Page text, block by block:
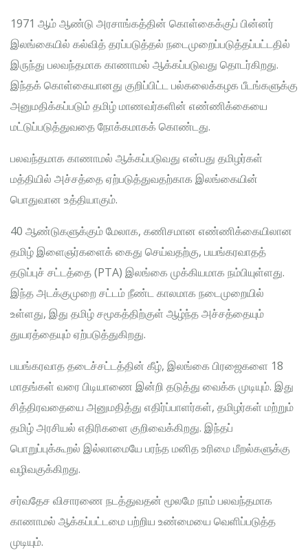
1971 ஆம் ஆண்டு அரசாங்கத்தின் கொள்கைக்குப் பின்னர்
இலங்கையில் கல்வித் தரப்படுத்தல் நடைமுறைப்படுத்தப்பட்டதில்
இருந்து பலவந்தமாக காணாமல் ஆக்கப்படுவது தொடர்கிறது.
இந்தக் கொள்கையானது குறிப்பிட்ட பல்கலைக்கழக பீடங்களுக்கு
அனுமதிக்கப்படும் தமிழ் மாணவர்களின் எண்ணிக்கையை
மட்டுப்படுத்துவதை நோக்கமாகக் கொண்டது.
பலவந்தமாக காணாமல் ஆக்கப்படுவது என்பது தமிழர்கள்
மத்தியில் அச்சத்தை ஏற்படுத்துவதற்காக இலங்கையின்
பொதுவான உத்தியாகும்.
40 ஆண்டுகளுக்கும் மேலாக, கணிசமான எண்ணிக்கையிலான
தமிழ் இளைஞர்களைக் கைது செய்வதற்கு, பயங்கரவாதத்
தடுப்புச் சட்டத்தை (PTA) இலங்கை முக்கியமாக நம்பியுள்ளது.
இந்த அடக்குமுறை சட்டம் நீண்ட காலமாக நடைமுறையில்
உள்ளது, இது தமிழ் சமூகத்திற்குள் ஆழ்ந்த அச்சத்தையும்
துயரத்தையும் ஏற்படுத்துகிறது.
பயங்கரவாத தடைச்சட்டத்தின் கீழ், இலங்கை பிரஜைகளை 18
மாதங்கள் வரை பிடியாணை இன்றி தடுத்து வைக்க முடியும். இது
சித்திரவதையை அனுமதித்து எதிர்ப்பாளர்கள், தமிழர்கள் மற்றும்
தமிழ் அரசியல் எதிரிகளை குறிவைக்கிறது. இந்தப்
பொறுப்புக்கூறல் இல்லாமையே பரந்த மனித உரிமை மீறல்களுக்கு
வழிவகுக்கிறது.
சர்வதேச விசாரணை நடத்துவதன் மூலமே நாம் பலவந்தமாக
காணாமல் ஆக்கப்பட்டமை பற்றிய உண்மையை வெளிப்படுத்த
முடியும்.